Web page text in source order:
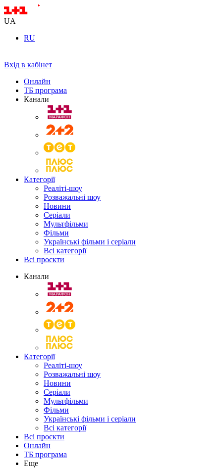
UA
RU
Вхід в кабінет
Онлайн
ТБ програма
Канали
Категорії
Реаліті-шоу
Розважальні шоу
Новини
Серіали
Мультфільми
Фільми
Українські фільми і серіали
Всі категорії
Всі проєкти
Канали
Категорії
Реаліті-шоу
Розважальні шоу
Новини
Серіали
Мультфільми
Фільми
Українські фільми і серіали
Всі категорії
Всі проєкти
Онлайн
ТБ програма
Еще